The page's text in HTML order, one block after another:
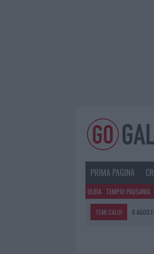
PRIMA PAGINA
OLBIA TEMPIO PAUSANIA
TEMI CALDI 6